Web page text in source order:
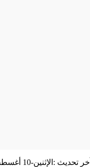
آخر تحديث : الإثنين-10 أغسطس 2026-09:14ص